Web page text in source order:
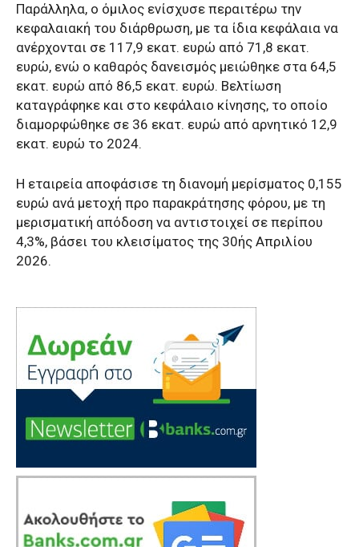
Παράλληλα, ο όμιλος ενίσχυσε περαιτέρω την
κεφαλαιακή του διάρθρωση, με τα ίδια κεφάλαια να
ανέρχονται σε 117,9 εκατ. ευρώ από 71,8 εκατ.
ευρώ, ενώ ο καθαρός δανεισμός μειώθηκε στα 64,5
εκατ. ευρώ από 86,5 εκατ. ευρώ. Βελτίωση
καταγράφηκε και στο κεφάλαιο κίνησης, το οποίο
διαμορφώθηκε σε 36 εκατ. ευρώ από αρνητικό 12,9
εκατ. ευρώ το 2024.
Η εταιρεία αποφάσισε τη διανομή μερίσματος 0,155
ευρώ ανά μετοχή προ παρακράτησης φόρου, με τη
μερισματική απόδοση να αντιστοιχεί σε περίπου
4,3%, βάσει του κλεισίματος της 30ής Απριλίου
2026.